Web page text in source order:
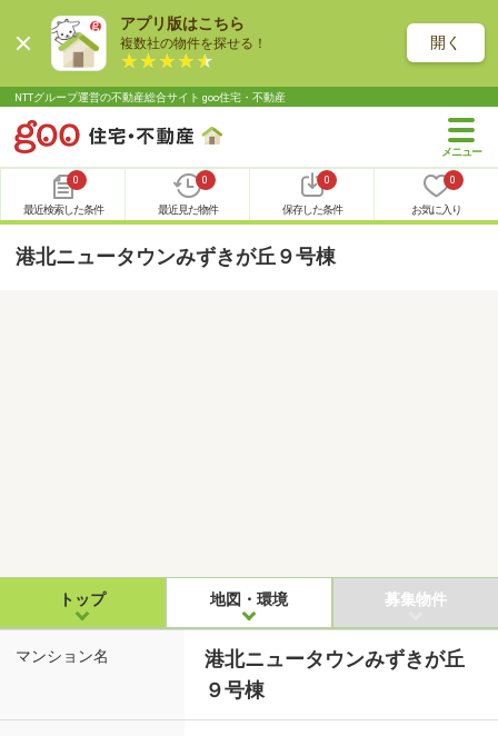
アプリ版はこちら
複数社の物件を探せる！ 開く
NTTグループ運営の不動産総合サイト goo住宅・不動産
0
最近検索した条件
0
最近見た物件
0
保存した条件
0
お気に入り
港北ニュータウンみずきが丘９号棟
トップ 地図・環境 募集物件
マンション名
港北ニュータウンみずきが丘
９号棟